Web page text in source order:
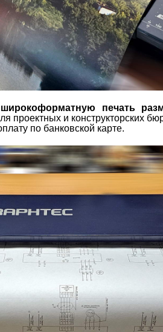
широкоформатную печать
проектных и конструкторских
по банковской карте.